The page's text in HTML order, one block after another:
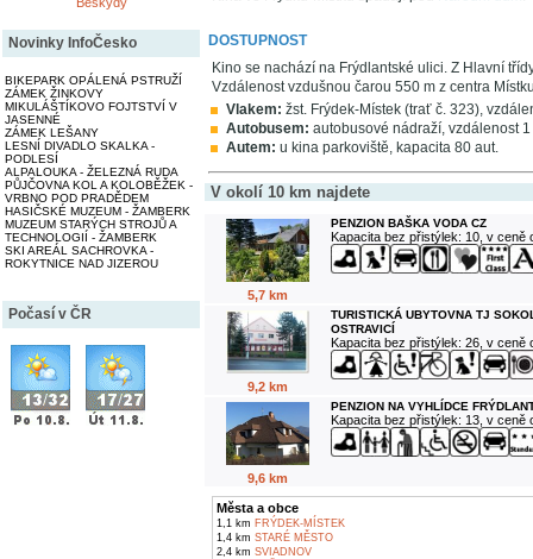
Novinky InfoČesko
BIKEPARK OPÁLENÁ PSTRUŽÍ
ZÁMEK ŽINKOVY
MIKULÁŠTÍKOVO FOJTSTVÍ V
JASENNÉ
ZÁMEK LEŠANY
LESNÍ DIVADLO SKALKA -
PODLESÍ
ALPALOUKA - ŽELEZNÁ RUDA
PŮJČOVNA KOL A KOLOBĚŽEK -
VRBNO POD PRADĚDEM
HASIČSKÉ MUZEUM - ŽAMBERK
MUZEUM STARÝCH STROJŮ A
TECHNOLOGIÍ - ŽAMBERK
SKI AREÁL SACHROVKA -
ROKYTNICE NAD JIZEROU
Počasí v ČR
DOSTUPNOST
Kino se nachází na Frýdlantské ulici. Z Hlavní
Vzdálenost vzdušnou čarou 550 m z centra
Vlakem: žst. Frýdek-Místek (trať č. 323),
Autobusem: autobusové nádraží, vzdálenost 1
Autem: u kina parkoviště, kapacita 80 aut.
V okolí 10 km najdete
5,7 km
PENZION BAŠKA VODA CZ
Kapacita bez přistýlek: 10, v ceně
9,2 km
TURISTICKÁ UBYTOVNA TJ
OSTRAVICÍ
Kapacita bez přistýlek: 26, v ceně
9,6 km
PENZION NA VYHLÍDCE
Kapacita bez přistýlek: 13, v ceně
Města a obce
1,1 km FRÝDEK-MÍSTEK
1,4 km STARÉ MĚSTO
2,4 km SVIADNOV